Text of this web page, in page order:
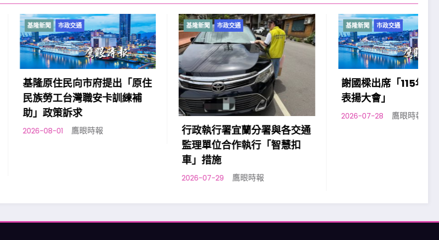
通
向市府提出「原住
灣職安卡訓練補
鷹眼時報
基隆新聞 市政交通
行政執行署宜蘭分署與各交通
監理單位合作執行「智慧扣
鷹眼時報
基隆新聞 市政交通
謝國樑出席「115年模範父親
表揚大會」
2026-07-28 鷹眼時報